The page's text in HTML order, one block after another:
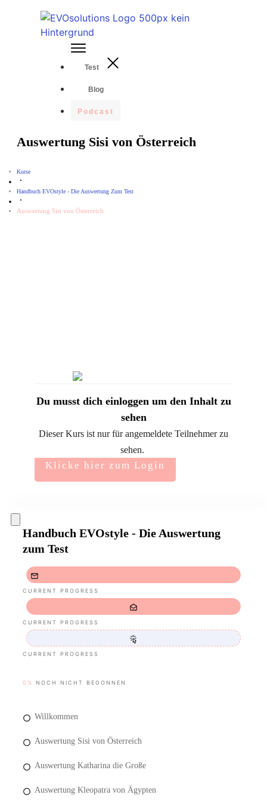
Test
Blog
Podcast
Auswertung Sisi von Österreich
Kurse
Handbuch EVOstyle - Die Auswertung Zum Test
Auswertung Sisi von Österreich
Du musst dich einloggen um den Inhalt zu
sehen
Dieser Kurs ist nur für angemeldete Teilnehmer zu
sehen.
Klicke hier zum Login
Handbuch EVOstyle - Die Auswertung
zum Test
CURRENT PROGRESS
CURRENT PROGRESS
CURRENT PROGRESS
0% NOCH NICHT BEGONNEN
Willkommen
Auswertung Sisi von Österreich
Auswertung Katharina die Große
Auswertung Kleopatra von Ägypten